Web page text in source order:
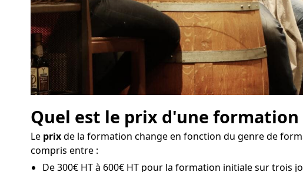
Quel est le prix d'une
Le prixde la formation change en fonction du genre de
compris entre :
De 300€ HT à 600€ HT pour la formation initiale sur trois